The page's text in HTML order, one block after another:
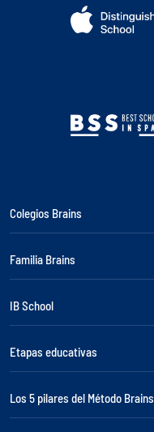
Colegios Brains
Familia Brains
IB School
Etapas educativas
Los 5 pilares del Método Brains